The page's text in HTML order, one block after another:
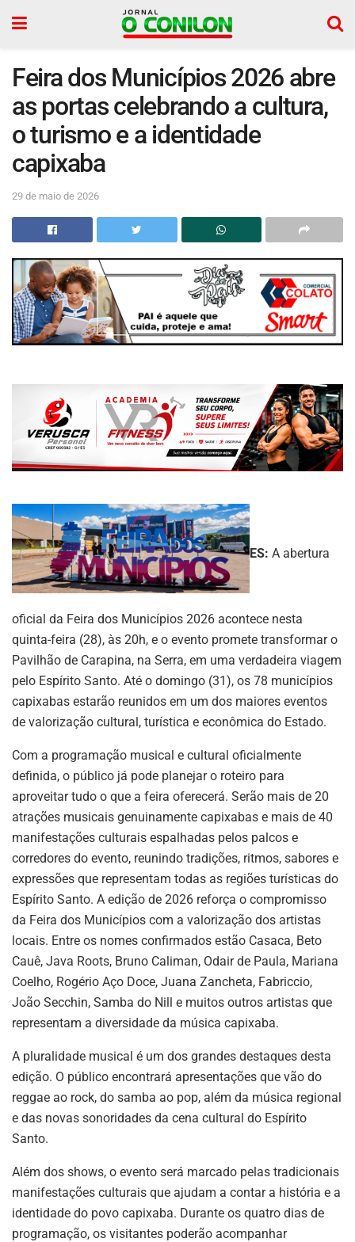
Feira dos Municípios 2026 abre
as portas celebrando a cultura,
o turismo e a identidade
capixaba
29 de maio de 2026
ES: A abertura
oficial da Feira dos Municípios 2026 acontece nesta
quinta-feira (28), às 20h, e o evento promete transformar o
Pavilhão de Carapina, na Serra, em uma verdadeira viagem
pelo Espírito Santo. Até o domingo (31), os 78 municípios
capixabas estarão reunidos em um dos maiores eventos
de valorização cultural, turística e econômica do Estado.
Com a programação musical e cultural oficialmente
definida, o público já pode planejar o roteiro para
aproveitar tudo o que a feira oferecerá. Serão mais de 20
atrações musicais genuinamente capixabas e mais de 40
manifestações culturais espalhadas pelos palcos e
corredores do evento, reunindo tradições, ritmos, sabores e
expressões que representam todas as regiões turísticas do
Espírito Santo. A edição de 2026 reforça o compromisso
da Feira dos Municípios com a valorização dos artistas
locais. Entre os nomes confirmados estão Casaca, Beto
Cauê, Java Roots, Bruno Caliman, Odair de Paula, Mariana
Coelho, Rogério Aço Doce, Juana Zancheta, Fabriccio,
João Secchin, Samba do Nill e muitos outros artistas que
representam a diversidade da música capixaba.
A pluralidade musical é um dos grandes destaques desta
edição. O público encontrará apresentações que vão do
reggae ao rock, do samba ao pop, além da música regional
e das novas sonoridades da cena cultural do Espírito
Santo.
Além dos shows, o evento será marcado pelas tradicionais
manifestações culturais que ajudam a contar a história e a
identidade do povo capixaba. Durante os quatro dias de
programação, os visitantes poderão acompanhar